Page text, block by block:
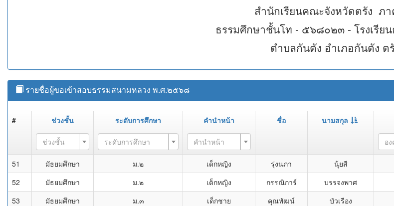
สำนักเรียนคณะจังหวัดตรัง ภ
ธรรมศึกษาชั้นโท - ๕๖๘๐๒๓ - โรงเรีย
ตำบลกันตัง อำเภอกันตัง ต
รายชื่อผู้ขอเข้าสอบธรรมสนามหลวง พ.ศ.๒๕๖๘
# ช่วงชั้น ระดับการศึกษา คำนำหน้า ชื่อ นามสกุล
ช่วงชั้น ระดับการศึกษา คำนำหน้า อ
51 มัธยมศึกษา ม.๒ เด็กหญิง รุ่งนภา นุ้ยสี
52
มัธยมศึกษา ม.๒ เด็กหญิง กรรณิการ์ บรรจงพาศ
53
มัธยมศึกษา ม.๓ เด็กชาย คุณพัฒน์ บัวเรือง